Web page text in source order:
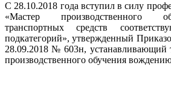
С 28.10.2018 года вступил в силу
«Мастер производственного
транспортных средств
подкатегорий», утвержденный
28.09.2018 № 603н, устанавливающий
производственного обучения